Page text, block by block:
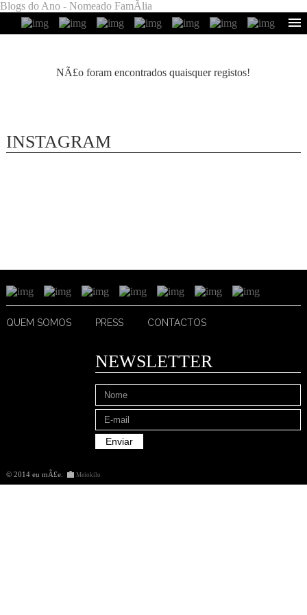
Blogs do Ano - Nomeado FamÃ­lia
NÃ£o foram encontrados quaisquer registos!
INSTAGRAM
QUEM SOMOS PRESS CONTACTOS
NEWSLETTER
© 2014 eu mÃ£e. Meiokilo